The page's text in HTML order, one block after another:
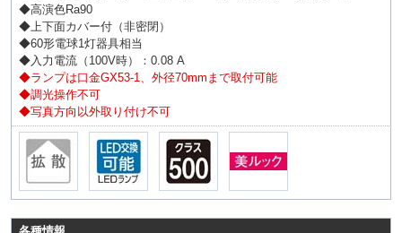
◆高演色Ra90
◆上下面カバー付（非密閉）
◆60形電球1灯器具相当
◆入力電流（100V時）：0.08 A
◆ランプは口金GX53-1、外径70mmまで取付可能
◆調光操作不可
◆写真方向以外取り付け不可